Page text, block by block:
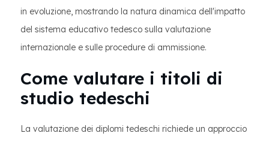
in evoluzione, mostrando la natura dinamica dell'impatto
del sistema educativo tedesco sulla valutazione
internazionale e sulle procedure di ammissione.
Come valutare i titoli di
studio tedeschi
La valutazione dei diplomi tedeschi richiede un approccio